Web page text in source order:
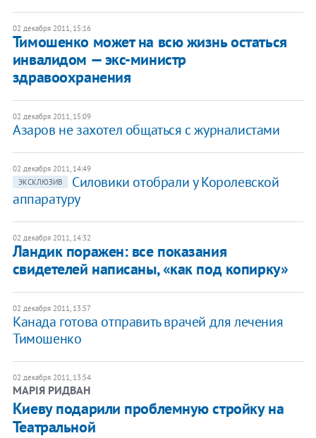
02 декабря 2011, 15:16
​Тимошенко может на всю жизнь остаться
инвалидом — экс-министр
здравоохранения
02 декабря 2011, 15:09
Азаров не захотел общаться с журналистами
02 декабря 2011, 14:49
ЭКСКЛЮЗИВ
Силовики отобрали у Королевской
аппаратуру
02 декабря 2011, 14:32
Ландик поражен: все показания
свидетелей написаны, «как под копирку»
02 декабря 2011, 13:57
Канада готова отправить врачей для лечения
Тимошенко
02 декабря 2011, 13:54
МАРІЯ РИДВАН
Киеву подарили проблемную стройку на
Театральной